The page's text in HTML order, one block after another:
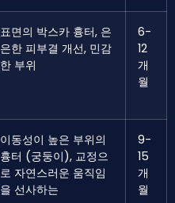
표면의 박스카 흉터, 은
은한 피부결 개선, 민감
한 부위
6-
12
개
월
이동성이 높은 부위의
흉터 (궁둥이), 교정으
로 자연스러운 움직임
을 선사하는
9-
15
개
월